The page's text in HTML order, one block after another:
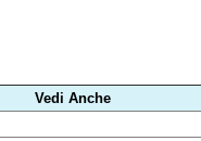
Vedi Anche